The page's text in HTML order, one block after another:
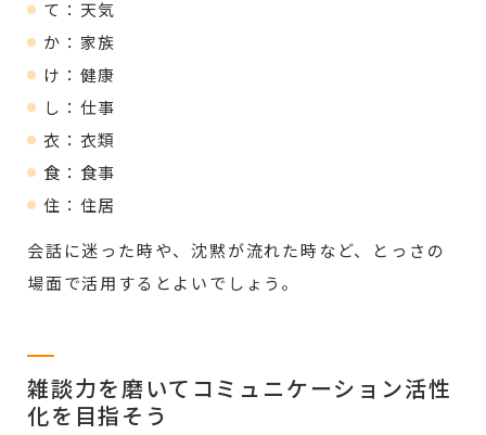
て：天気
か：家族
け：健康
し：仕事
衣：衣類
食：食事
住：住居
会話に迷った時や、沈黙が流れた時など、とっさの
場面で活用するとよいでしょう。
雑談力を磨いてコミュニケーション活性
化を目指そう